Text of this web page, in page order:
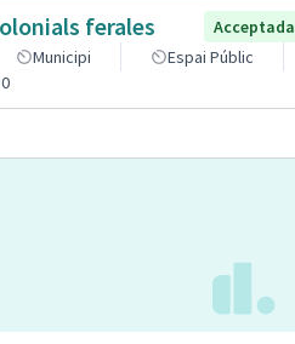
ferales
Acceptada
Municipi
Espai Públic
0